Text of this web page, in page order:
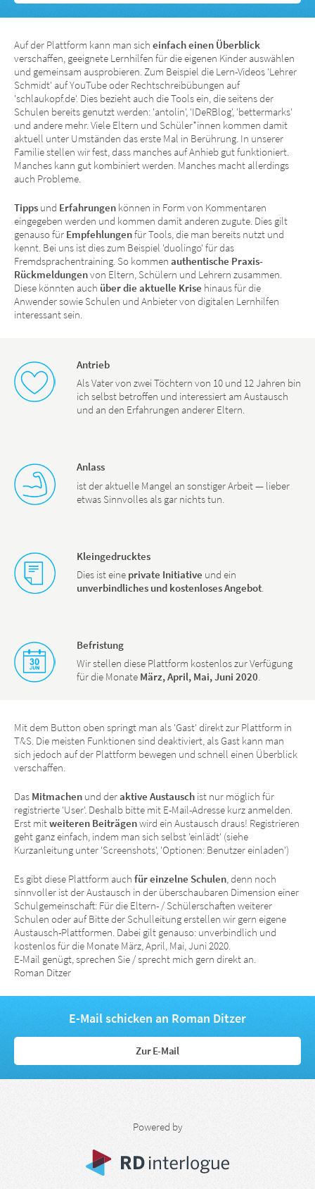
Auf der Plattform kann man sich einfach einen Überblick
verschaffen, geeignete Lernhilfen für die eigenen Kinder auswählen
und gemeinsam ausprobieren. Zum Beispiel die Lern-Videos 'Lehrer
Schmidt' auf YouTube oder Rechtschreibübungen auf
'schlaukopf.de'. Dies bezieht auch die Tools ein, die seitens der
Schulen bereits genutzt werden: 'antolin', 'IDeRBlog', 'bettermarks'
und andere mehr. Viele Eltern und Schüler*innen kommen damit
aktuell unter Umständen das erste Mal in Berührung. In unserer
Familie stellen wir fest, dass manches auf Anhieb gut funktioniert.
Manches kann gut kombiniert werden. Manches macht allerdings
auch Probleme.
Tipps und Erfahrungen können in Form von Kommentaren
eingegeben werden und kommen damit anderen zugute. Dies gilt
genauso für Empfehlungenfür Tools, die man bereits nutzt und
kennt. Bei uns ist dies zum Beispiel 'duolingo' für das
Fremdsprachentraining. So kommen authentische Praxis-
Rückmeldungenvon Eltern, Schülern und Lehrern zusammen.
Diese könnten auch über die aktuelle Krise hinaus für die
Anwender sowie Schulen und Anbieter von digitalen Lernhilfen
interessant sein.
Antrieb
Als Vater von zwei Töchtern von 10 und 12 Jahren bin
ich selbst betroffen und interessiert am Austausch
und an den Erfahrungen anderer Eltern.
Anlass
ist der aktuelle Mangel an sonstiger Arbeit — lieber
etwas Sinnvolles als gar nichts tun.
Kleingedrucktes
Dies ist eine private Initiative und ein
unverbindliches und kostenloses Angebot.
Befristung
Wir stellen diese Plattform kostenlos zur Verfügung
für die Monate März, April, Mai, Juni 2020.
Mit dem Button oben springt man als 'Gast' direkt zur Plattform in
T&S. Die meisten Funktionen sind deaktiviert, als Gast kann man
sich jedoch auf der Plattform bewegen und schnell einen Überblick
verschaffen.
Das Mitmachen und deraktive Austausch ist nur möglich für
registrierte 'User'. Deshalb bitte mit E-Mail-Adresse kurz anmelden.
Erst mitweiteren Beiträgenwird ein Austausch draus! Registrieren
geht ganz einfach, indem man sich selbst 'einlädt' (siehe
Kurzanleitung unter 'Screenshots', 'Optionen: Benutzer einladen')
Es gibt diese Plattform auch für einzelne Schulen, denn noch
sinnvoller ist der Austausch in der überschaubaren Dimension einer
Schulgemeinschaft: Für die Eltern- / Schülerschaften weiterer
Schulen oder auf Bitte der Schulleitung erstellen wir gern eigene
Austausch-Plattformen. Dabei gilt genauso: unverbindlich und
kostenlos für die Monate März, April, Mai, Juni 2020.
E-Mail genügt, sprechen Sie / sprecht mich gern direkt an.
Roman Ditzer
E-Mail schicken an Roman Ditzer
Zur E-Mail
Powered by